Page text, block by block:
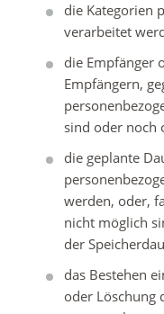
die Kategorien
verarbeitet
die Empfänger
Empfängern,
sind oder noch
die geplante
werden, oder,
nicht möglich
der
das Bestehen
oder Löschung